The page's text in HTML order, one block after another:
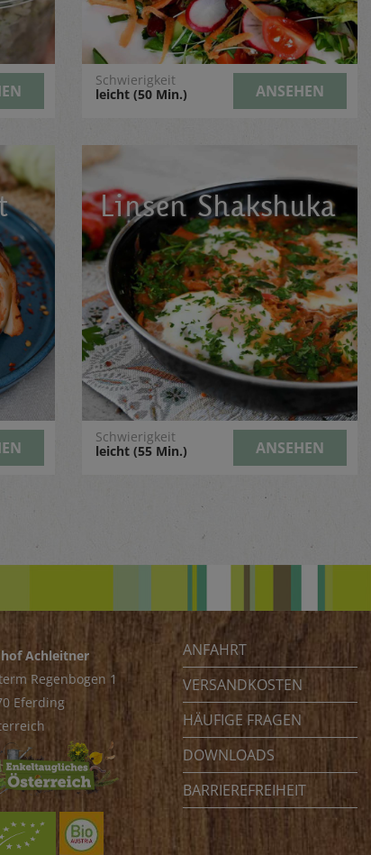
Schwierigkeit
leicht (50 Min.)
ANSEHEN
Linsen Shakshuka
Schwierigkeit
leicht (55 Min.)
ANSEHEN
Achleitner
Regenbogen 1
Eferding
ANFAHRT
VERSANDKOSTEN
HÄUFIGE FRAGEN
DOWNLOADS
BARRIEREFREIHEIT